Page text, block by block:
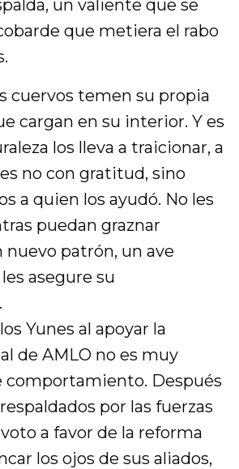
un valiente que se
que metiera el rabo
cuervos temen su propia
cargan en su interior. Y es
los lleva a traicionar, a
no con gratitud, sino
a quien los ayudó. No les
puedan graznar
nuevo patrón, un ave
asegure su
Yunes al apoyar la
de AMLO no es muy
comportamiento. Después
por las fuerzas
a favor de la reforma
los ojos de sus aliados,